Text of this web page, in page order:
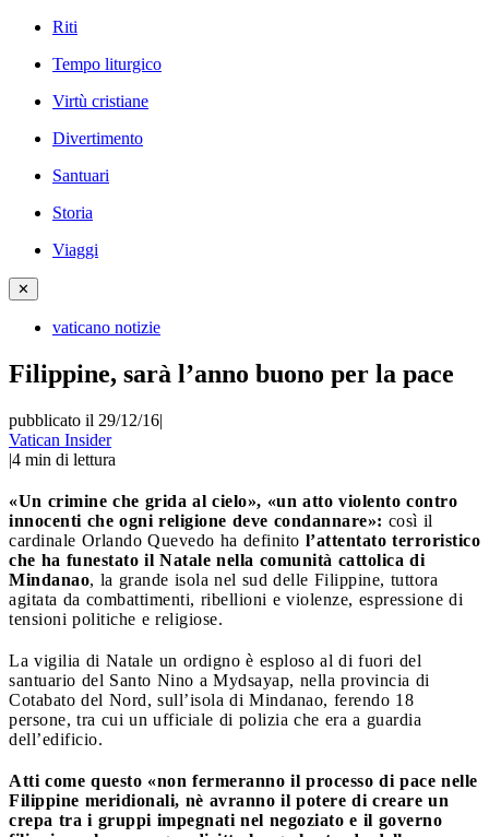
Riti
Tempo liturgico
Virtù cristiane
Divertimento
Santuari
Storia
Viaggi
✕
vaticano notizie
Filippine, sarà l’anno buono per la pace
pubblicato il 29/12/16|
Vatican Insider
|4 min di lettura
«Un crimine che grida al cielo», «un atto violento contro
innocenti che ogni religione deve condannare»: così il
cardinale Orlando Quevedo ha definito l’attentato terroristico
che ha funestato il Natale nella comunità cattolica di
Mindanao, la grande isola nel sud delle Filippine, tuttora
agitata da combattimenti, ribellioni e violenze, espressione di
tensioni politiche e religiose.
La vigilia di Natale un ordigno è esploso al di fuori del
santuario del Santo Nino a Mydsayap, nella provincia di
Cotabato del Nord, sull’isola di Mindanao, ferendo 18
persone, tra cui un ufficiale di polizia che era a guardia
dell’edificio.
Atti come questo «non fermeranno il processo di pace nelle
Filippine meridionali, nè avranno il potere di creare un
crepa tra i gruppi impegnati nel negoziato e il governo